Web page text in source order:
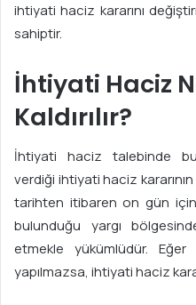
ihtiyati haciz kararını
sahiptir.
İhtiyati Haciz
Kaldırılır?
İhtiyati haciz talebinde
verdiği ihtiyati haciz kararının
tarihten itibaren on gün
bulunduğu yargı
etmekle yükümlüdür.
yapılmazsa, ihtiyati haciz